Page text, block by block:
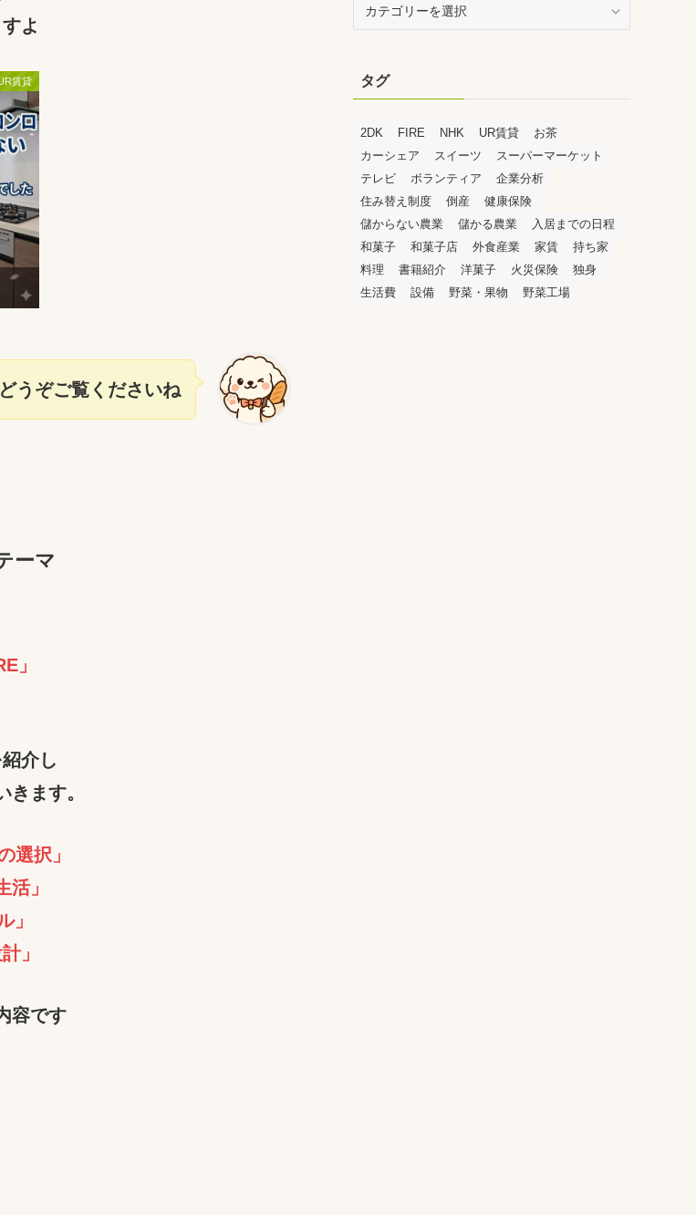
よ
賃貸
どうぞご覧くださいね
ーマ
」
介し
ます。
選択」
活」
」
」
容です
ータグ
2DK FIRE NHK UR賃貸
お茶
カーシェア
スイーツ
スーパーマーケット
テレビ
ボランティア
企業分析
住み替え制度
倒産
健康保険
儲からない農業
儲かる農業
入居までの日程
和菓子
和菓子店 外食産業 家賃
持ち家
料理
書籍紹介 洋菓子 火災保険
独身
生活費
設備 野菜・果物 野菜工場